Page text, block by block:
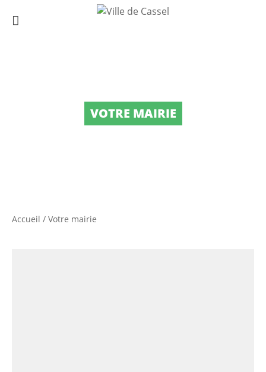
VOTRE MAIRIE
Accueil / Votre mairie